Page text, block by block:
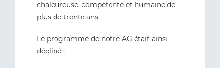
chaleureuse, compétente et humaine de
plus de trente ans.
Le programme de notre AG était ainsi
décliné :